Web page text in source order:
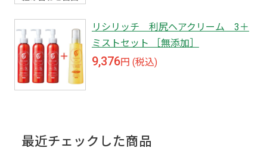
リシリッチ 利尻ヘアクリーム 3＋
ミストセット ［無添加］
9,376円 (税込)
最近チェックした商品